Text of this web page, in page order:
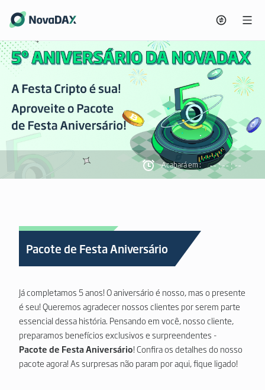
Acabará em : -- : -- : --
Pacote de Festa Aniversário
Já completamos 5 anos! O aniversário é nosso, mas o presente
é seu! Queremos agradecer nossos clientes por serem parte
essencial dessa história. Pensando em você, nosso cliente,
preparamos benefícios exclusivos e surpreendentes -
Pacote de Festa Aniversário! Confira os detalhes do nosso
pacote agora! As surpresas não param por aqui, fique ligado!